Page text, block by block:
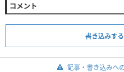
コメント
書き込みす
記事・書き込みへ